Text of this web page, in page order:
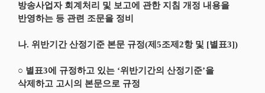
방송사업자 회계처리 및 보고에 관한 지침 개정 내용을
반영하는 등 관련 조문을 정비
나. 위반기간 산정기준 본문 규정(제5조제2항 및 [별표3])
○ 별표3에 규정하고 있는 ‘위반기간의 산정기준’을
삭제하고 고시의 본문으로 규정